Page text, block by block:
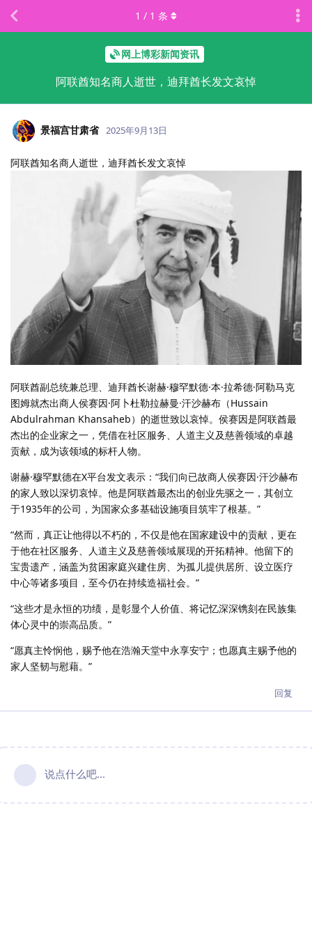
网上博彩新闻资讯
阿联酋知名商人逝世，迪拜酋长发文哀悼
1 / 1 条
景福宫甘肃省 2025年9月13日
阿联酋知名商人逝世，迪拜酋长发文哀悼
阿联酋副总统兼总理、迪拜酋长谢赫·穆罕默德·本·拉希德·阿勒马克
图姆就杰出商人侯赛因·阿卜杜勒拉赫曼·汗沙赫布（Hussain
Abdulrahman Khansaheb）的逝世致以哀悼。侯赛因是阿联酋最
杰出的企业家之一，凭借在社区服务、人道主义及慈善领域的卓越
贡献，成为该领域的标杆人物。
谢赫·穆罕默德在X平台发文表示：“我们向已故商人侯赛因·汗沙赫布
的家人致以深切哀悼。他是阿联酋最杰出的创业先驱之一，其创立
于1935年的公司，为国家众多基础设施项目筑牢了根基。”
“然而，真正让他得以不朽的，不仅是他在国家建设中的贡献，更在
于他在社区服务、人道主义及慈善领域展现的开拓精神。他留下的
宝贵遗产，涵盖为贫困家庭兴建住房、为孤儿提供居所、设立医疗
中心等诸多项目，至今仍在持续造福社会。”
“这些才是永恒的功绩，是彰显个人价值、将记忆深深镌刻在民族集
体心灵中的崇高品质。”
“愿真主怜悯他，赐予他在浩瀚天堂中永享安宁；也愿真主赐予他的
家人坚韧与慰藉。”
回复
说点什么吧...